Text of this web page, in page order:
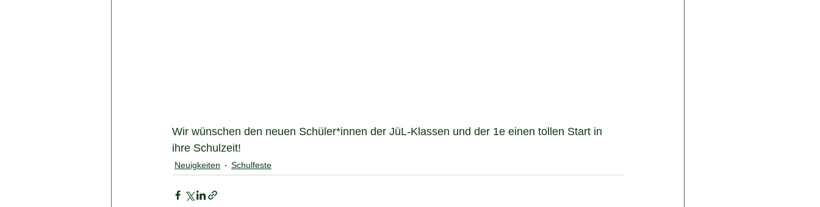
Wir wünschen den neuen Schüler*innen der JüL-Klassen und der 1e einen tollen Start in
ihre Schulzeit!
Neuigkeiten Schulfeste